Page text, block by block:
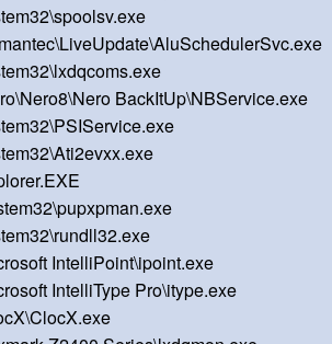
BackItUp\NBService.exe
IntelliPoint\ipoint.exe
IntelliType Pro\itype.exe